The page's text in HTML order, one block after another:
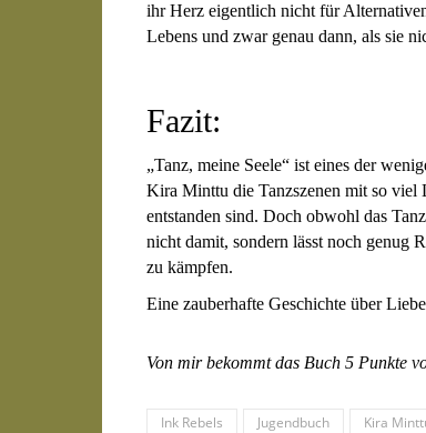
ihr Herz eigentlich nicht für
Lebens und zwar genau dann, als sie
Fazit:
„Tanz, meine Seele“ ist eines der
Kira Minttu die Tanzszenen mit so
entstanden sind. Doch obwohl das
nicht damit, sondern lässt noch genug
zu kämpfen.
Eine zauberhafte Geschichte über
Von mir bekommt das Buch 5 Punkte
Ink Rebels Jugendbuch Kira